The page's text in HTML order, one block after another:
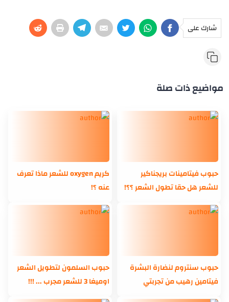
شارك على
مواضيع ذات صلة
حبوب فيتامينات بريجناكير
للشعر هل حقا تطول الشعر ؟؟!
كريم oxygen للشعر ماذا تعرف
عنه ؟!
حبوب سنتروم لنضارة البشرة
فيتامين رهيب من تجربتي
حبوب السلمون لتطويل الشعر
اوميغا 3 للشعر مجرب ... !!!